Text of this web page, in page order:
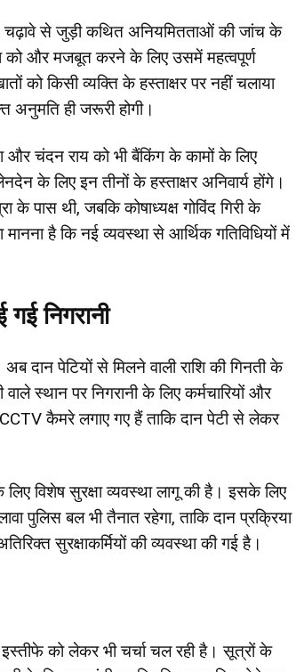
से जुड़ी कथित अनियमितताओं की जांच के
को और मजबूत करने के लिए उसमें महत्वपूर्ण
को किसी व्यक्ति के हस्ताक्षर पर नहीं चलाया
ही जरूरी होगी।
और चंदन राय को भी बैंकिंग के कामों के लिए
के लिए इन तीनों के हस्ताक्षर अनिवार्य होंगे।
पास थी, जबकि कोषाध्यक्ष गोविंद गिरी के
है कि नई व्यवस्था से आर्थिक गतिविधियों में
निगरानी
दान पेटियों से मिलने वाली राशि की गिनती के
स्थान पर निगरानी के लिए कर्मचारियों और
CCTV कैमरे लगाए गए हैं ताकि दान पेटी से लेकर
विशेष सुरक्षा व्यवस्था लागू की है। इसके लिए
पुलिस बल भी तैनात रहेगा, ताकि दान प्रक्रिया
सुरक्षाकर्मियों की व्यवस्था की गई है।
को लेकर भी चर्चा चल रही है। सूत्रों के